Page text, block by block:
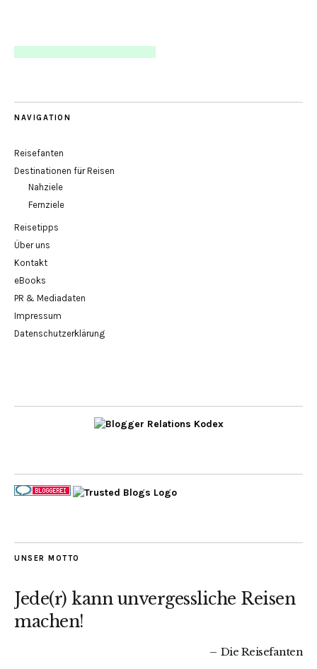
NAVIGATION
Reisefanten
Destinationen für Reisen
Nahziele
Fernziele
Reisetipps
Über uns
Kontakt
eBooks
PR & Mediadaten
Impressum
Datenschutzerklärung
UNSER MOTTO
Jede(r) kann unvergessliche Reisen
machen!
Die Reisefanten